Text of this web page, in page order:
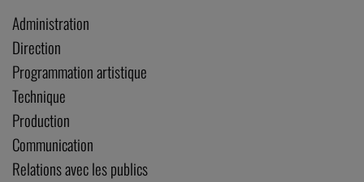
Administration
Direction
Programmation artistique
Technique
Production
Communication
Relations avec les publics